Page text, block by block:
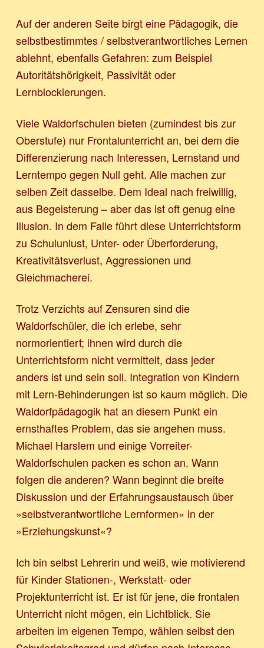
Auf der anderen Seite birgt eine Pädagogik, die
selbstbestimmtes / selbstverantwortliches Lernen
ablehnt, ebenfalls Gefahren: zum Beispiel
Autoritätshörigkeit, Passivität oder
Lernblockierungen.
Viele Waldorfschulen bieten (zumindest bis zur
Oberstufe) nur Frontalunterricht an, bei dem die
Differenzierung nach Interessen, Lernstand und
Lerntempo gegen Null geht. Alle machen zur
selben Zeit dasselbe. Dem Ideal nach freiwillig,
aus Begeisterung – aber das ist oft genug eine
Illusion. In dem Falle führt diese Unterrichtsform
zu Schulunlust, Unter- oder Überforderung,
Kreativitätsverlust, Aggressionen und
Gleichmacherei.
Trotz Verzichts auf Zensuren sind die
Waldorfschüler, die ich erlebe, sehr
normorientiert; ihnen wird durch die
Unterrichtsform nicht vermittelt, dass jeder
anders ist und sein soll. Integration von Kindern
mit Lern-Behinderungen ist so kaum möglich. Die
Waldorfpädagogik hat an diesem Punkt ein
ernsthaftes Problem, das sie angehen muss.
Michael Harslem und einige Vorreiter-
Waldorfschulen packen es schon an. Wann
folgen die anderen? Wann beginnt die breite
Diskussion und der Erfahrungsaustausch über
»selbstverantwortliche Lernformen« in der
»Erziehungskunst«?
Ich bin selbst Lehrerin und weiß, wie motivierend
für Kinder Stationen-, Werkstatt- oder
Projektunterricht ist. Er ist für jene, die frontalen
Unterricht nicht mögen, ein Lichtblick. Sie
arbeiten im eigenen Tempo, wählen selbst den